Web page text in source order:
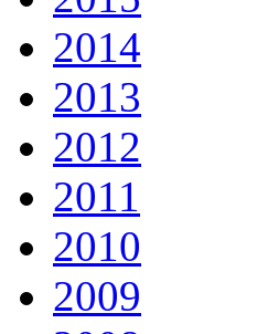
2014
2013
2012
2011
2010
2009